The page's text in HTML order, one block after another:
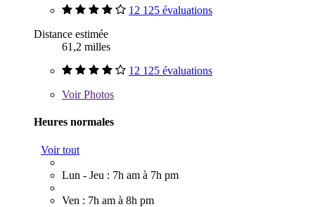
12 125 évaluations
Distance estimée
61,2 milles
12 125 évaluations
VoirPhotos
Heures normales
Voir tout
Lun - Jeu : 7h am à 7h pm
Ven : 7h am à 8h pm